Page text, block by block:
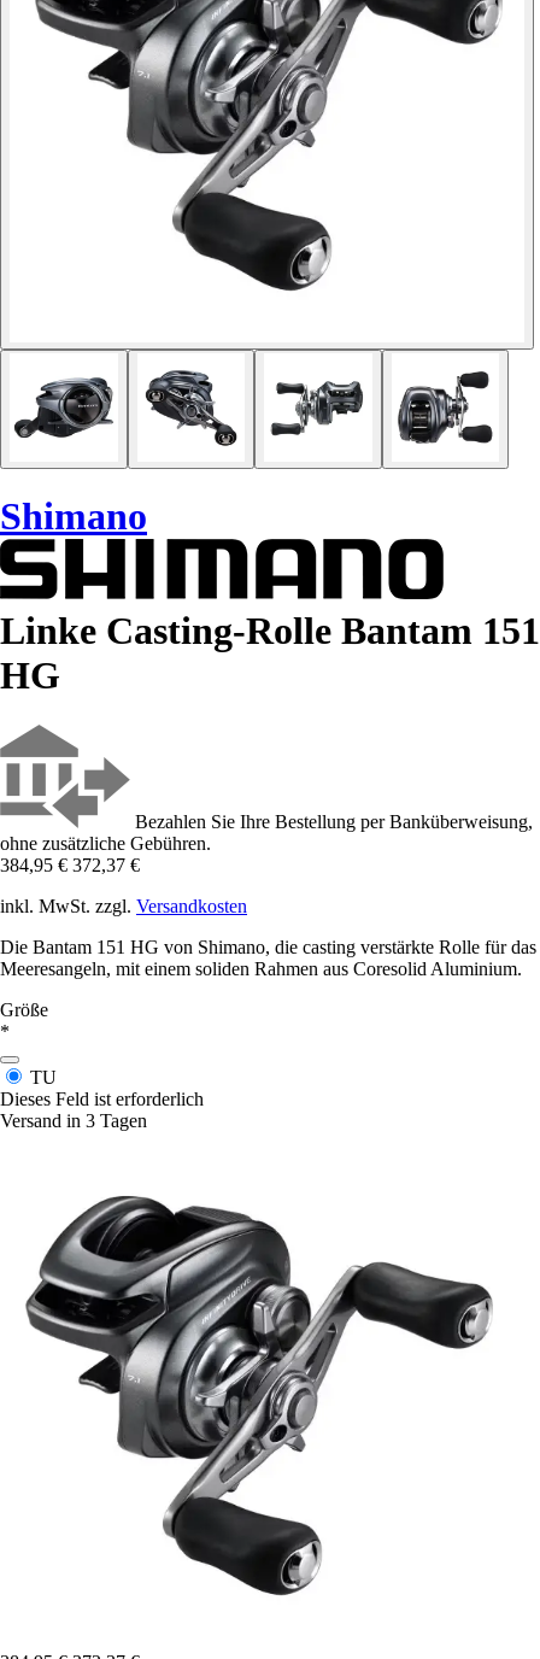
Shimano
Linke Casting-Rolle Bantam 151
HG
Bezahlen Sie Ihre Bestellung per Banküberweisung,
ohne zusätzliche Gebühren.
384,95 € 372,37 €
inkl. MwSt. zzgl. Versandkosten
Die Bantam 151 HG von Shimano, die casting verstärkte Rolle für das
Meeresangeln, mit einem soliden Rahmen aus Coresolid Aluminium.
Größe
*
TU
Dieses Feld ist erforderlich
Versand in 3 Tagen